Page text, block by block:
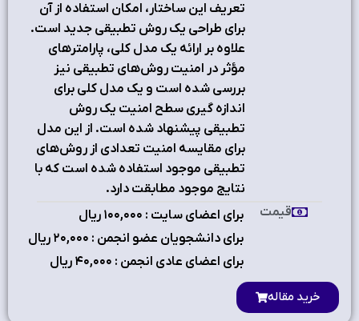
تعريف اين ساختار، امکان استفاده از آن
براي طراحي يک روش تطبيقي جديد است.
علاوه بر ارائه یک مدل کلی، پارامترهاي
مؤثر در امنيت روش‌هاي تطبيقي نیز
بررسی شده است و یک مدل کلي براي
اندازه گيري سطح امنيت يک روش
تطبيقي پيشنهاد شده است. از این مدل
برای مقایسه امنیت تعدادی از روش‌های
تطبیقی موجود استفاده شده است که با
نتایج موجود مطابقت دارد.
برای اعضای سایت : ۱٠٠,٠٠٠ ریال
برای دانشجویان عضو انجمن : ۲٠,٠٠٠ ریال
برای اعضای عادی انجمن : ۴٠,٠٠٠ ریال
قیمت
خرید مقاله